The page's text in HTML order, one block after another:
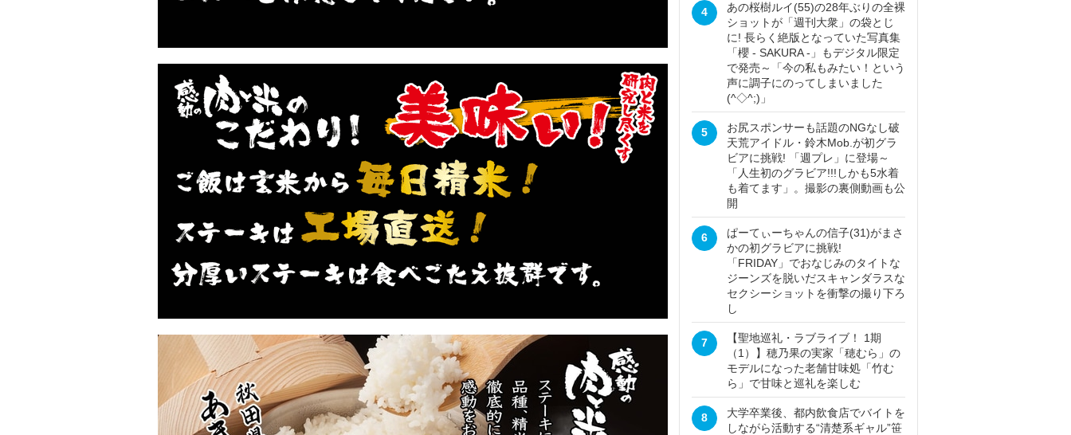
4
あの桜樹ルイ(55)の28年ぶりの全裸
ショットが「週刊大衆」の袋とじ
に! 長らく絶版となっていた写真集
「櫻 - SAKURA -」もデジタル限定
で発売～「今の私もみたい！という
声に調子にのってしまいました
(^◇^;)」
5
お尻スポンサーも話題のNGなし破
天荒アイドル・鈴木Mob.が初グラ
ビアに挑戦! 「週プレ」に登場～
「人生初のグラビア!!!しかも5水着
も着てます」。撮影の裏側動画も公
開
6
ぱーてぃーちゃんの信子(31)がまさ
かの初グラビアに挑戦!
「FRIDAY」でおなじみのタイトな
ジーンズを脱いだスキャンダラスな
セクシーショットを衝撃の撮り下ろ
し
7
【聖地巡礼・ラブライブ！ 1期
（1）】穂乃果の実家「穂むら」の
モデルになった老舗甘味処「竹む
ら」で甘味と巡礼を楽しむ
8
大学卒業後、都内飲食店でバイトを
しながら活動する“清楚系ギャル”笹